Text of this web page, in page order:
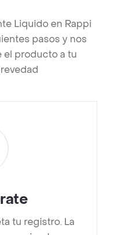
Liquido en Rappi
pasos y nos
el producto a tu
tu registro. La